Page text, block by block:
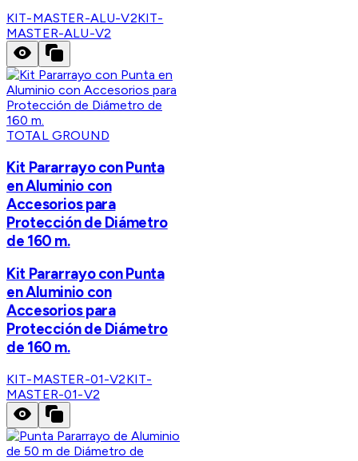
KIT-MASTER-ALU-V2KIT-
MASTER-ALU-V2
TOTAL GROUND
Kit Pararrayo con Punta
en Aluminio con
Accesorios para
Protección de Diámetro
de 160 m.
Kit Pararrayo con Punta
en Aluminio con
Accesorios para
Protección de Diámetro
de 160 m.
KIT-MASTER-01-V2KIT-
MASTER-01-V2